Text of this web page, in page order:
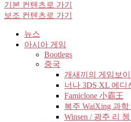
기본 컨텐츠로 가기
보조 컨텐츠로 가기
뉴스
아시아 게임
Bootlegs
중국
개새끼의 게임보
너나 3DS XL 에디
Famiclone 小霸王
복주 WaiXing 과
Winsen / 광주 리